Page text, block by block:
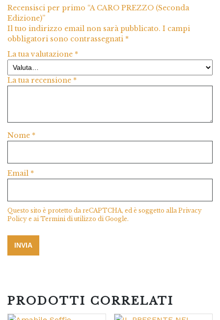
Recensisci per primo “A CARO PREZZO (Seconda
Edizione)”
Il tuo indirizzo email non sarà pubblicato. I campi
obbligatori sono contrassegnati *
La tua valutazione *
La tua recensione *
Nome *
Email *
Questo sito è protetto da reCAPTCHA, ed è soggetto allaPrivacy
Policy e aiTermini di utilizzo di Google.
PRODOTTI CORRELATI